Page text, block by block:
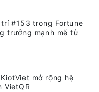
#153 trong Fortune
trưởng mạnh mẽ từ
mở rộng hệ
VietQR